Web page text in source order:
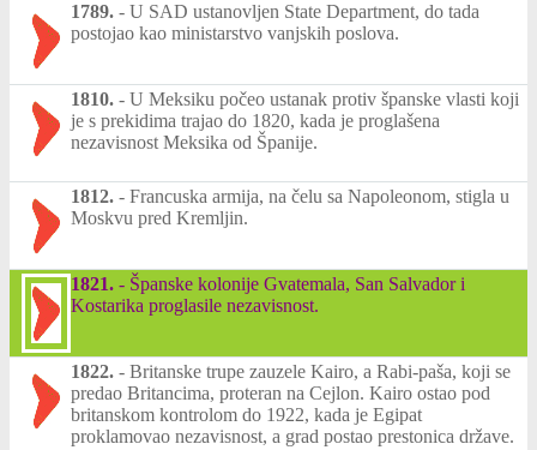
1789. - U SAD ustanovljen State Department, do tada
postojao kao ministarstvo vanjskih poslova.
1810. - U Meksiku počeo ustanak protiv španske vlasti koji
je s prekidima trajao do 1820, kada je proglašena
nezavisnost Meksika od Španije.
1812. - Francuska armija, na čelu sa Napoleonom, stigla u
Moskvu pred Kremljin.
1821. - Španske kolonije Gvatemala, San Salvador i
Kostarika proglasile nezavisnost.
1822. - Britanske trupe zauzele Kairo, a Rabi-paša, koji se
predao Britancima, proteran na Cejlon. Kairo ostao pod
britanskom kontrolom do 1922, kada je Egipat
proklamovao nezavisnost, a grad postao prestonica države.